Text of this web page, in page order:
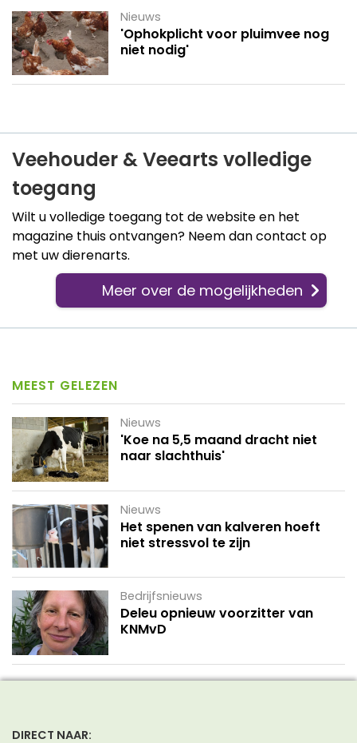
Nieuws
'Ophokplicht voor pluimvee nog
niet nodig'
Veehouder & Veearts volledige
toegang
Wilt u volledige toegang tot de website en het
magazine thuis ontvangen? Neem dan contact op
met uw dierenarts.
Meer over de mogelijkheden
MEEST GELEZEN
Nieuws
'Koe na 5,5 maand dracht niet
naar slachthuis'
Nieuws
Het spenen van kalveren hoeft
niet stressvol te zijn
Bedrijfsnieuws
Deleu opnieuw voorzitter van
KNMvD
DIRECT NAAR: